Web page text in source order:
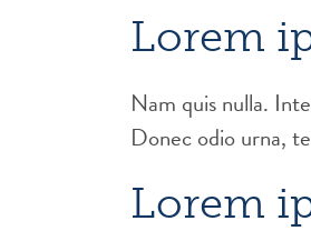
Lorem
Nam quis nulla.
Donec odio urna,
Lorem